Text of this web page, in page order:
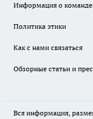
Информация о команде
Политика этики
Как с нами связаться
Обзорные статьи и
Вся информация,